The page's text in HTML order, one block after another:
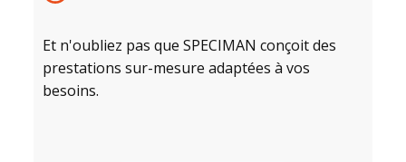
Et n'oubliez pas que SPECIMAN conçoit des
prestations sur-mesure adaptées à vos
besoins.